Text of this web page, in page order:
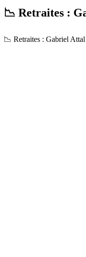
📉 Retraites :
📉 Retraites : Gabriel